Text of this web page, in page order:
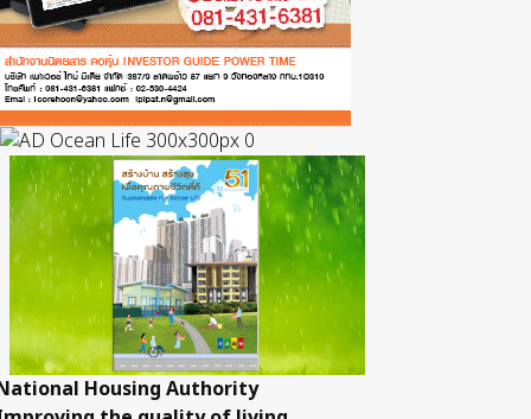
Housing Authority